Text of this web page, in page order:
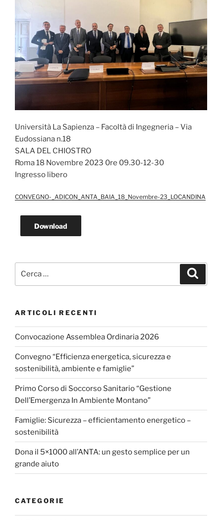
Università La Sapienza – Facoltà di Ingegneria – Via
Eudossiana n.18
SALA DEL CHIOSTRO
Roma 18 Novembre 2023 0re 09.30-12-30
Ingresso libero
CONVEGNO-_ADICON_ANTA_BAIA_18_Novembre-23_LOCANDINA
Download
ARTICOLI RECENTI
Convocazione Assemblea Ordinaria 2026
Convegno “Efficienza energetica, sicurezza e
sostenibilità, ambiente e famiglie”
Primo Corso di Soccorso Sanitario “Gestione
Dell’Emergenza In Ambiente Montano”
Famiglie: Sicurezza – efficientamento energetico –
sostenibilità
Dona il 5×1000 all’ANTA: un gesto semplice per un
grande aiuto
CATEGORIE